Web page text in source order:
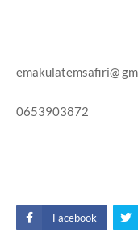
emakulatemsafiri@
0653903872
Facebook